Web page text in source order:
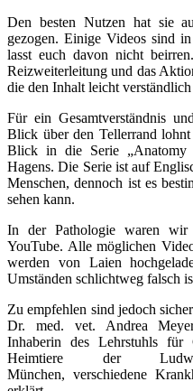
Den besten Nutzen hat sie
gezogen. Einige Videos sind
lasst euch davon nicht
Reizweiterleitung und das
die den Inhalt leicht
Für ein Gesamtverständnis
Blick über den Tellerrand
Blick in die Serie „Anatomy
Hagens. Die Serie ist auf
Menschen, dennoch ist es
sehen kann.
In der Pathologie waren wir
YouTube. Alle möglichen
werden von Laien
Umständen schlichtweg falsch
Zu empfehlen sind jedoch
Dr. med. vet. Andrea
Inhaberin des Lehrstuhls
Heimtiere der
München, verschiedene